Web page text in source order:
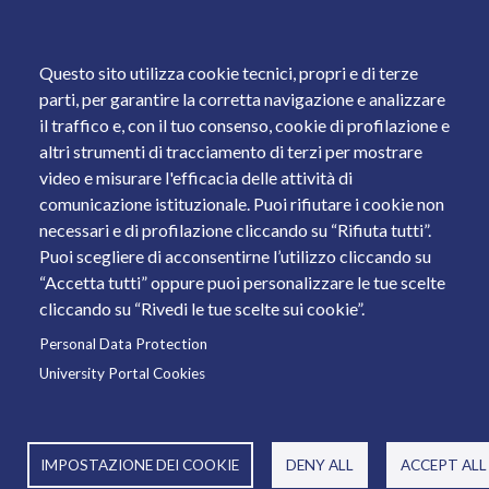
Questo sito utilizza cookie tecnici, propri e di terze
parti, per garantire la corretta navigazione e analizzare
il traffico e, con il tuo consenso, cookie di profilazione e
altri strumenti di tracciamento di terzi per mostrare
video e misurare l'efficacia delle attività di
comunicazione istituzionale. Puoi rifiutare i cookie non
necessari e di profilazione cliccando su “Rifiuta tutti”.
Puoi scegliere di acconsentirne l’utilizzo cliccando su
“Accetta tutti” oppure puoi personalizzare le tue scelte
cliccando su “Rivedi le tue scelte sui cookie”.
Personal Data Protection
University Portal Cookies
IMPOSTAZIONE DEI COOKIE DENY ALL ACCEPT ALL